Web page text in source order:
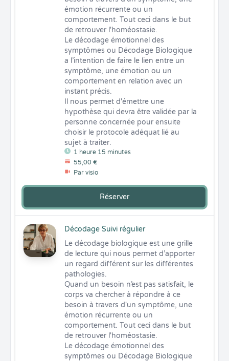
1 heure 15 minutes
55,00 €
Par visio
émotion récurrente ou un
comportement. Tout ceci dans le but
de retrouver l'homéostasie.
Le décodage émotionnel des
symptômes ou Décodage Biologique
a l’intention de faire le lien entre un
symptôme, une émotion ou un
comportement en relation avec un
instant précis.
Il nous permet d'émettre une
hypothèse qui devra être validée par la
personne concernée pour ensuite
choisir le protocole adéquat lié au
sujet à traiter.
Réserver
Décodage Suivi régulier
Le décodage biologique est une grille
de lecture qui nous permet d’apporter
un regard différent sur les différentes
pathologies.
Quand un besoin n’est pas satisfait, le
corps va chercher à répondre à ce
besoin à travers d'un symptôme, une
émotion récurrente ou un
comportement. Tout ceci dans le but
de retrouver l'homéostasie.
Le décodage émotionnel des
symptômes ou Décodage Biologique